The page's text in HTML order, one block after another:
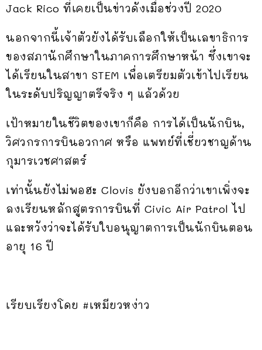
Jack Rico ที่เคยเป็นข่าวดังเมื่อช่วงปี 2020
นอกจากนี้เจ้าตัวยังได้รับเลือกให้เป็นเลขาธิการ
ของสภานักศึกษาในภาคการศึกษาหน้า ซึ่งเขาจะ
ได้เรียนในสาขา STEM เพื่อเตรียมตัวเข้าไปเรียน
ในระดับปริญญาตรีจริง ๆ แล้วด้วย
เป้าหมายในชีวิตของเขาก็คือ การได้เป็นนักบิน,
วิศวกรการบินอวกาศ หรือ แพทย์ที่เชี่ยวชาญด้าน
กุมารเวชศาสตร์
เท่านั้นยังไม่พอฮะ Clovis ยังบอกอีกว่าเขาเพิ่งจะ
ลงเรียนหลักสูตรการบินที่ Civic Air Patrol ไป
และหวังว่าจะได้รับใบอนุญาตการเป็นนักบินตอน
อายุ 16 ปี
เรียบเรียงโดย #เหมียวหง่าว